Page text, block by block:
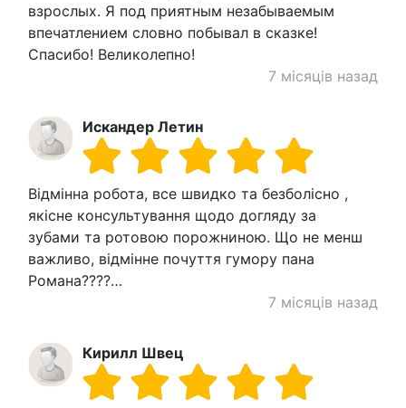
взрослых. Я под приятным незабываемым
впечатлением словно побывал в сказке!
Спасибо! Великолепно!
7 місяців назад
Искандер Летин
Відмінна робота, все швидко та безболісно ,
якісне консультування щодо догляду за
зубами та ротовою порожниною. Що не менш
важливо, відмінне почуття гумору пана
Романа????…
7 місяців назад
Кирилл Швец